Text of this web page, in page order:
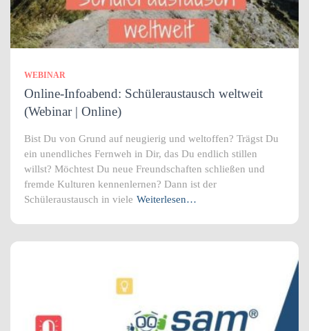
WEBINAR
Online-Infoabend: Schüleraustausch weltweit
(Webinar | Online)
Bist Du von Grund auf neugierig und weltoffen? Trägst Du
ein unendliches Fernweh in Dir, das Du endlich stillen
willst? Möchtest Du neue Freundschaften schließen und
fremde Kulturen kennenlernen? Dann ist der
Schüleraustausch in viele Weiterlesen…